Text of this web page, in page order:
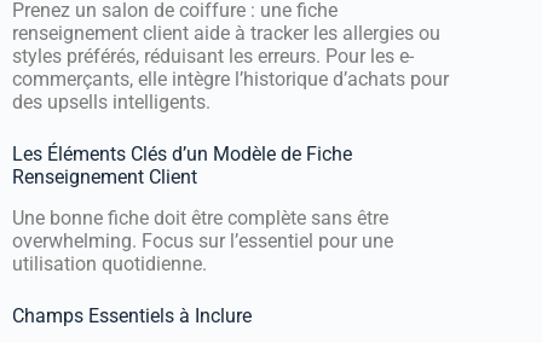
Prenez un salon de coiffure : une fiche
renseignement client aide à tracker les allergies ou
styles préférés, réduisant les erreurs. Pour les e-
commerçants, elle intègre l’historique d’achats pour
des upsells intelligents.
Les Éléments Clés d’un Modèle de Fiche
Renseignement Client
Une bonne fiche doit être complète sans être
overwhelming. Focus sur l’essentiel pour une
utilisation quotidienne.
Champs Essentiels à Inclure